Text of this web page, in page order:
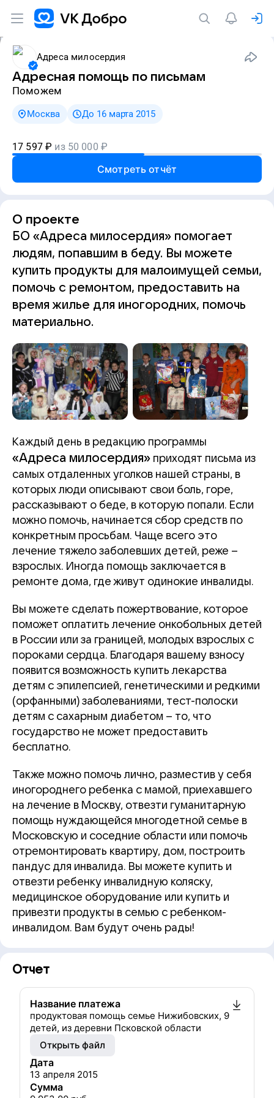
Адреса милосердия
Адресная помощь по письмам
Поможем
Москва До 16 марта 2015
17 597 ₽ из 50 000 ₽
Смотреть отчёт
О проекте
БО «Адреса милосердия» помогает
людям, попавшим в беду. Вы можете
купить продукты для малоимущей семьи,
помочь с ремонтом, предоставить на
время жилье для иногородних, помочь
материально.
Каждый день в редакцию программы
«Адреса милосердия» приходят письма из
самых отдаленных уголков нашей страны, в
которых люди описывают свои боль, горе,
рассказывают о беде, в которую попали. Если
можно помочь, начинается сбор средств по
конкретным просьбам. Чаще всего это
лечение тяжело заболевших детей, реже –
взрослых. Иногда помощь заключается в
ремонте дома, где живут одинокие инвалиды.
Вы можете сделать пожертвование, которое
поможет оплатить лечение онкобольных детей
в России или за границей, молодых взрослых с
пороками сердца. Благодаря вашему взносу
появится возможность купить лекарства
детям с эпилепсией, генетическими и редкими
(орфанными) заболеваниями, тест-полоски
детям с сахарным диабетом – то, что
государство не может предоставить
бесплатно.
Также можно помочь лично, разместив у себя
иногороднего ребенка с мамой, приехавшего
на лечение в Москву, отвезти гуманитарную
помощь нуждающейся многодетной семье в
Московскую и соседние области или помочь
отремонтировать квартиру, дом, построить
пандус для инвалида. Вы можете купить и
отвезти ребенку инвалидную коляску,
медицинское оборудование или купить и
привезти продукты в семью с ребенком-
инвалидом. Вам будут очень рады!
Отчет
Название платежа
продуктовая помощь семье Нижибовских, 9
детей, из деревни Псковской области
Открыть файл
Дата
13 апреля 2015
Сумма